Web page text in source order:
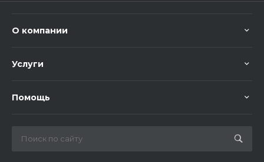
О компании
Услуги
Помощь